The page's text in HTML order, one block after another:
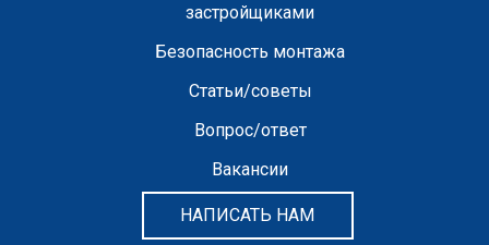
застройщиками
Безопасность монтажа
Статьи/советы
Вопрос/ответ
Вакансии
НАПИСАТЬ НАМ